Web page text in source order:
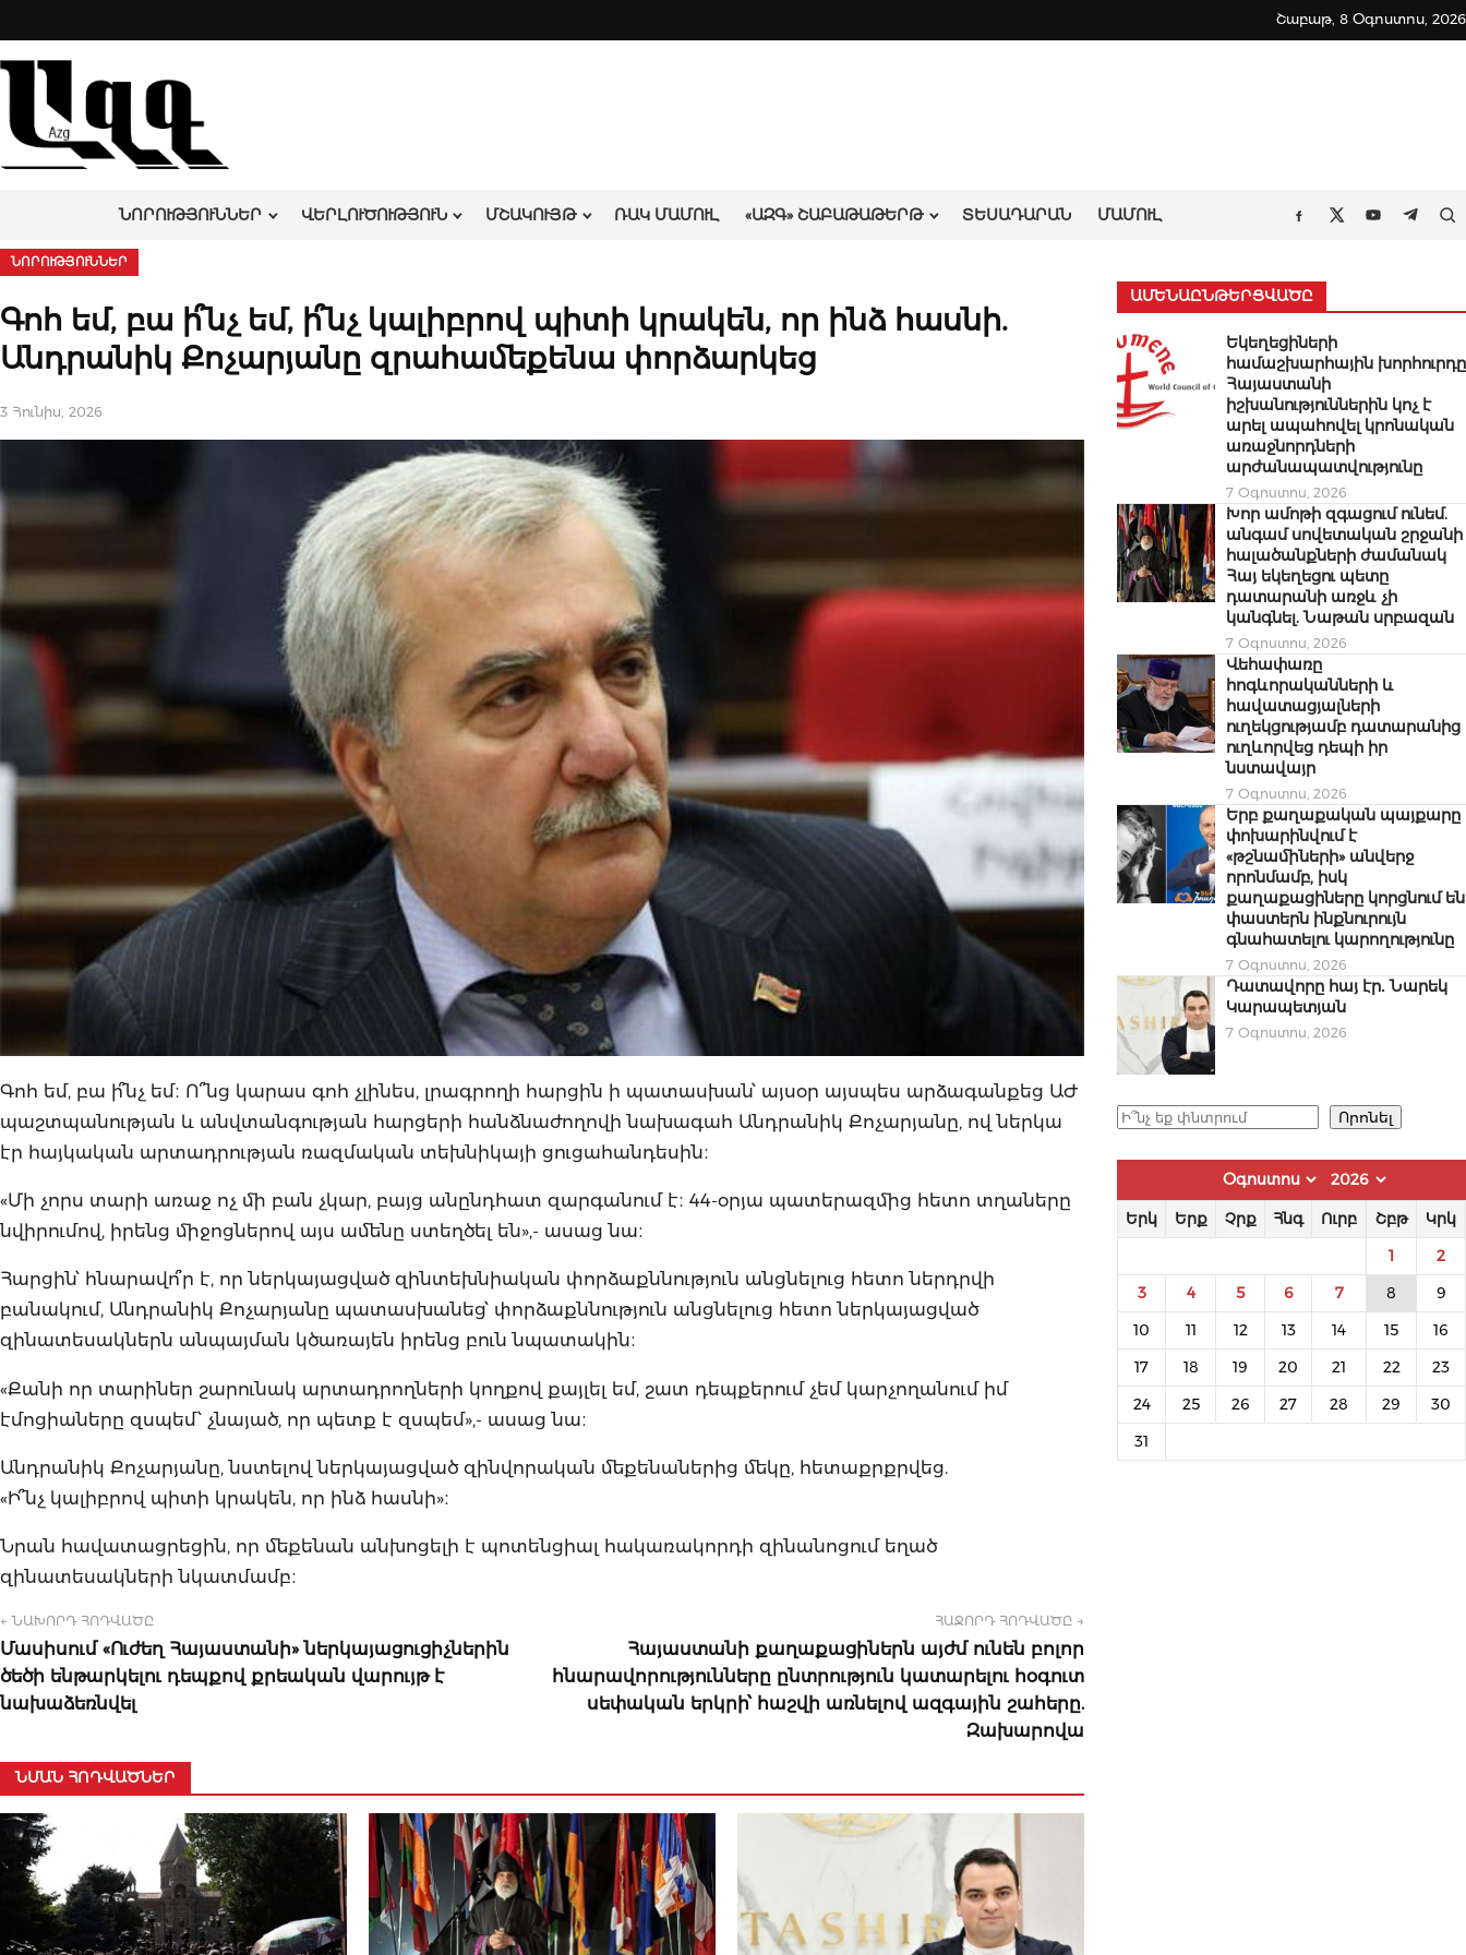
to
content
Շաբաթ, 8 Օգոստոս, 2026
ՆՈՐՈՒԹՅՈՒՆՆԵՐ ՎԵՐԼՈՒԾՈՒԹՅՈՒՆ ՄՇԱԿՈՒՅԹ ՌԱԿ ՄԱՄՈՒԼ «ԱԶԳ» ՇԱԲԱԹԱԹԵՐԹ ՏԵՍԱԴԱՐԱՆ ՄԱՄՈՒԼ
Facebook
TwitterYoutube
ՆՈՐՈՒԹՅՈՒՆՆԵՐ
Գոհ եմ, բա ի՞նչ եմ, ի՞նչ կալիբրով պիտի կրակեն, որ ինձ հասնի.
Անդրանիկ Քոչարյանը զրահամեքենա փորձարկեց
3 Հունիս, 2026
Գոհ եմ, բա ի՞նչ եմ։ Ո՞նց կարաս գոհ չլինես, լրագրողի հարցին ի պատասխան՝ այսօր այսպես արձագանքեց ԱԺ
պաշտպանության և անվտանգության հարցերի հանձնաժողովի նախագահ Անդրանիկ Քոչարյանը, ով ներկա
էր հայկական արտադրության ռազմական տեխնիկայի ցուցահանդեսին։
«Մի չորս տարի առաջ ոչ մի բան չկար, բայց անընդհատ զարգանում է։ 44-օրյա պատերազմից հետո տղաները
նվիրումով, իրենց միջոցներով այս ամենը ստեղծել են»,- ասաց նա։
Հարցին՝ հնարավո՞ր է, որ ներկայացված զինտեխնիական փորձաքննություն անցնելուց հետո ներդրվի
բանակում, Անդրանիկ Քոչարյանը պատասխանեց՝ փորձաքննություն անցնելուց հետո ներկայացված
զինատեսակներն անպայման կծառայեն իրենց բուն նպատակին։
«Քանի որ տարիներ շարունակ արտադրողների կողքով քայլել եմ, շատ դեպքերում չեմ կարչողանում իմ
էմոցիաները զսպեմ՝ չնայած, որ պետք է զսպեմ»,- ասաց նա։
Անդրանիկ Քոչարյանը, նստելով ներկայացված զինվորական մեքենաներից մեկը, հետաքրքրվեց.
«Ի՞նչ կալիբրով պիտի կրակեն, որ ինձ հասնի»։
Նրան հավատացրեցին, որ մեքենան անխոցելի է պոտենցիալ հակառակորդի զինանոցում եղած
զինատեսակների նկատմամբ։
← ՆԱԽՈՐԴ ՀՈԴՎԱԾԸ
Մասիսում «Ուժեղ Հայաստանի» ներկայացուցիչներին
ծեծի ենթարկելու դեպքով քրեական վարույթ է
նախաձեռնվել
ՀԱՋՈՐԴ ՀՈԴՎԱԾԸ →
Հայաստանի քաղաքացիներն այժմ ունեն բոլոր
հնարավորությունները ընտրություն կատարելու հօգուտ
սեփական երկրի՝ հաշվի առնելով ազգային շահերը.
Զախարովա
ՆՄԱՆ ՀՈԴՎԱԾՆԵՐ
ԱՄԵՆԱԸՆԹԵՐՑՎԱԾԸ
Եկեղեցիների
համաշխարհային խորհուրդը
Հայաստանի
իշխանություններին կոչ է
արել ապահովել կրոնական
առաջնորդների
արժանապատվությունը
7 Օգոստոս, 2026
Խոր ամոթի զգացում ունեմ.
անգամ սովետական շրջանի
հալածանքների ժամանակ
Հայ եկեղեցու պետը
դատարանի առջև չի
կանգնել. Նաթան սրբազան
7 Օգոստոս, 2026
Վեհափառը
հոգևորականների և
հավատացյալների
ուղեկցությամբ դատարանից
ուղևորվեց դեպի իր
նստավայր
7 Օգոստոս, 2026
Երբ քաղաքական պայքարը
փոխարինվում է
«թշնամիների» անվերջ
որոնմամբ, իսկ
քաղաքացիները կորցնում են
փաստերն ինքնուրույն
գնահատելու կարողությունը
7 Օգոստոս, 2026
Դատավորը հայ էր․ Նարեկ
Կարապետյան
7 Օգոստոս, 2026
Որոնել Որոնել
Երկ Երք Չրք Հնգ Ուրբ Շբթ Կրկ
1 2
3 4 5 6 7 8 9
10 11 12 13 14 15 16
17 18 19 20 21 22 23
24 25 26 27 28 29 30
31